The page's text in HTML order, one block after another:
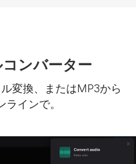
ンバーター
変換、またはMP3から
インで。